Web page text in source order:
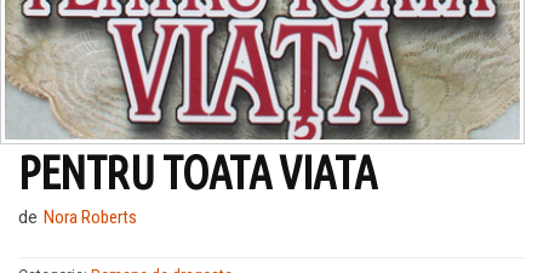
PENTRU TOATA VIATA
de Nora Roberts